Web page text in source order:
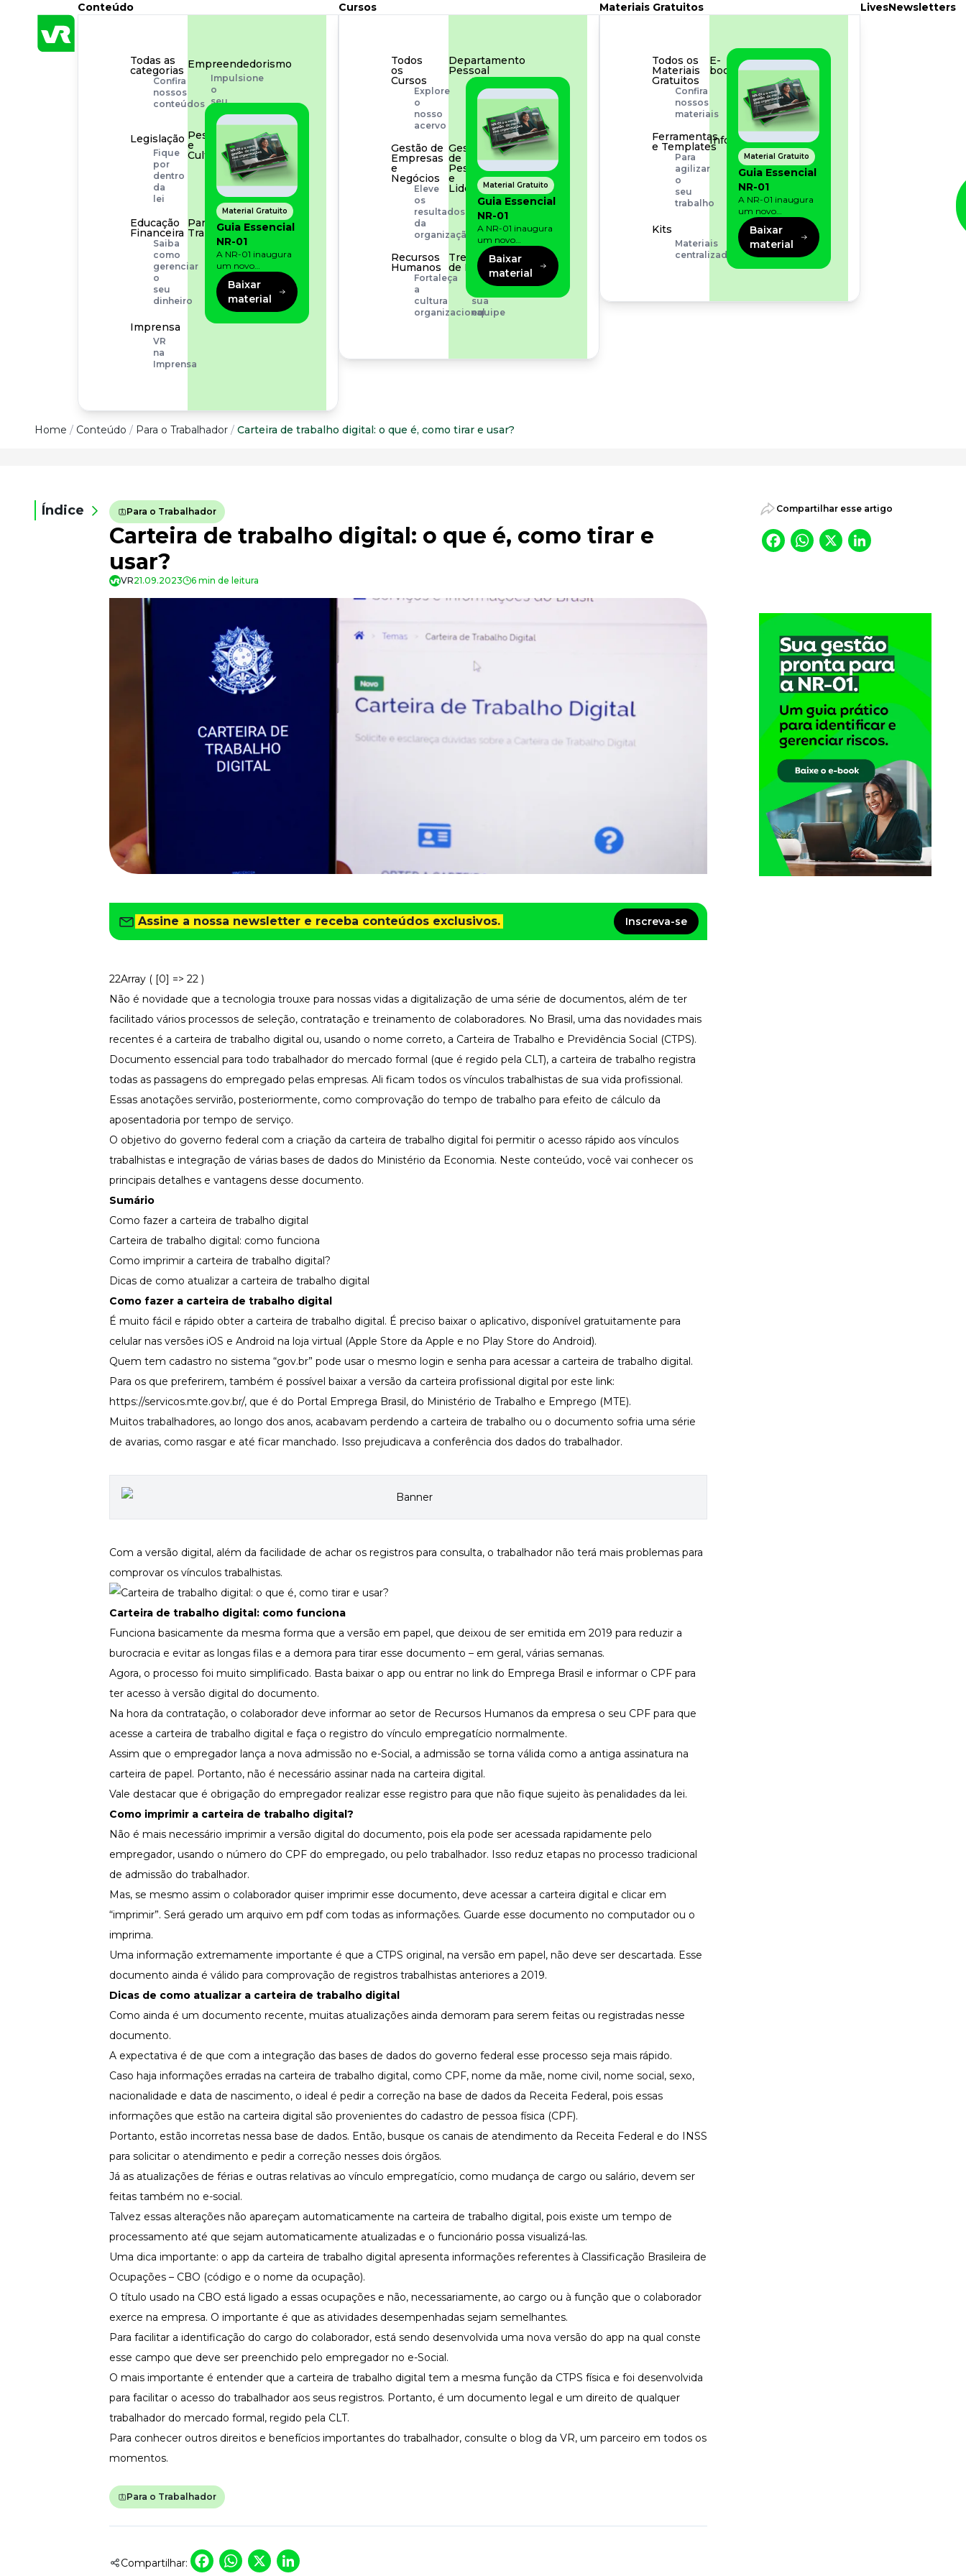
Conteúdo
Todas as
categorias
Confira
nossos
conteúdos
Empreendedorismo
Impulsione
o
seu
negócio
Legislação
Fique
por
dentro
da
lei
Pessoas
e
Cultura
Aprimore
cultura
organizacional
Educação
Financeira
Saiba
como
gerenciar
o
seu
dinheiro
Para o
Trabalhador
Tudo
para
facilitar
rotina
Imprensa
VR
na
Imprensa
Material Gratuito
Guia Essencial
NR-01
A NR-01 inaugura
um novo
momento na
prevenção de riscos:
agora, além dos
fatores físicos e
operacionais, as
Baixar
material
Cursos
Todos
os
Cursos
Explore
o
nosso
acervo
Departamento
Pessoal
Para
simplificar
processos
Gestão de
Empresas
e
Negócios
Eleve
os
resultados
da
organização
Gestão
de
Pessoas
e
Liderança
Capacitação
com
especialistas
Recursos
Humanos
Fortaleça
a
cultura
organizacional
Treinamento
de Produto
Desenvolva
sua
equipe
Material Gratuito
Guia Essencial
NR-01
A NR-01 inaugura
um novo
momento na
prevenção de riscos:
agora, além dos
fatores físicos e
operacionais, as
empresas precisam
olhar também
Baixar
material
Materiais Gratuitos
Todos os
Materiais
Gratuitos
Confira
nossos
materiais
E-
book
Aprofunde
seu
conhecimento
Ferramentas
e Templates
Para
agilizar
o
seu
trabalho
Infográfico
Conteúdo
prático
rápido
Kits
Materiais
centralizados
Material Gratuito
Guia Essencial
NR-01
A NR-01 inaugura
um novo
momento na
prevenção de riscos:
agora, além dos
fatores físicos e
operacionais, as
para os riscos
Baixar
material
LivesNewsletters
Conteúdo
Todas as categorias
Confira nossos conteúdos
Empreendedorismo
Legislação
Fique por dentro da lei
Pessoas e Cultura
Aprimore a cultura organizacional
Educação Financeira
Saiba como gerenciar o seu dinheiro
Para o Trabalhador
Todos os Cursos
Explore o nosso acervo
Departamento Pessoal
Para simplificar os processos
Eleve os resultados da organização
Gestão de Pessoas e Liderança
Capacitação com especialistas
Fortaleça a cultura organizacional
Treinamento de Produto
Materiais Gratuitos
Materiais Gratuitos
Todos os Materiais Gratuitos
Confira nossos materiais
Aprofunde seu conhecimento
Ferramentas e Templates
Para agilizar o seu trabalho
Infográfico
Conteúdo prático e rápido
Materiais centralizados
Newsletters
Home / Conteúdo / Para o Trabalhador / Carteira de trabalho digital: o que é, como tirar e usar?
Índice Para o Trabalhador
Carteira de trabalho digital: o que é, como tirar e
usar?
VR21.09.2023 6 min de leitura
Assine a nossa newsletter e receba conteúdos exclusivos. Inscreva-se
22Array ( [0] => 22 )
Não é novidade que a tecnologia trouxe para nossas vidas a digitalização de uma série de documentos, além de ter
facilitado vários processos de seleção, contratação e treinamento de colaboradores. No Brasil, uma das novidades mais
recentes é a carteira de trabalho digital ou, usando o nome correto, a Carteira de Trabalho e Previdência Social (CTPS).
Documento essencial para todo trabalhador do mercado formal (que é regido pela CLT), a carteira de trabalho registra
todas as passagens do empregado pelas empresas. Ali ficam todos os vínculos trabalhistas de sua vida profissional.
Essas anotações servirão, posteriormente, como comprovação do tempo de trabalho para efeito de cálculo da
aposentadoria por tempo de serviço.
O objetivo do governo federal com a criação da carteira de trabalho digital foi permitir o acesso rápido aos vínculos
trabalhistas e integração de várias bases de dados do Ministério da Economia. Neste conteúdo, você vai conhecer os
principais detalhes e vantagens desse documento.
Sumário
Como fazer a carteira de trabalho digital
Carteira de trabalho digital: como funciona
Como imprimir a carteira de trabalho digital?
Dicas de como atualizar a carteira de trabalho digital
Como fazer a carteira de trabalho digital
É muito fácil e rápido obter a carteira de trabalho digital. É preciso baixar o aplicativo, disponível gratuitamente para
celular nas versões iOS e Android na loja virtual (Apple Store da Apple e no Play Store do Android).
Quem tem cadastro no sistema “gov.br” pode usar o mesmo login e senha para acessar a carteira de trabalho digital.
Para os que preferirem, também é possível baixar a versão da carteira profissional digital por este link:
https://servicos.mte.gov.br/, que é do Portal Emprega Brasil, do Ministério de Trabalho e Emprego (MTE).
Muitos trabalhadores, ao longo dos anos, acabavam perdendo a carteira de trabalho ou o documento sofria uma série
de avarias, como rasgar e até ficar manchado. Isso prejudicava a conferência dos dados do trabalhador.
Com a versão digital, além da facilidade de achar os registros para consulta, o trabalhador não terá mais problemas para
comprovar os vínculos trabalhistas.
Carteira de trabalho digital: como funciona
Funciona basicamente da mesma forma que a versão em papel, que deixou de ser emitida em 2019 para reduzir a
burocracia e evitar as longas filas e a demora para tirar esse documento – em geral, várias semanas.
Agora, o processo foi muito simplificado. Basta baixar o app ou entrar no link do Emprega Brasil e informar o CPF para
ter acesso à versão digital do documento.
Na hora da contratação, o colaborador deve informar ao setor de Recursos Humanos da empresa o seu CPF para que
acesse a carteira de trabalho digital e faça o registro do vínculo empregatício normalmente.
Assim que o empregador lança a nova admissão no e-Social, a admissão se torna válida como a antiga assinatura na
carteira de papel. Portanto, não é necessário assinar nada na carteira digital.
Vale destacar que é obrigação do empregador realizar esse registro para que não fique sujeito às penalidades da lei.
Como imprimir a carteira de trabalho digital?
Não é mais necessário imprimir a versão digital do documento, pois ela pode ser acessada rapidamente pelo
empregador, usando o número do CPF do empregado, ou pelo trabalhador. Isso reduz etapas no processo tradicional
de admissão do trabalhador.
Mas, se mesmo assim o colaborador quiser imprimir esse documento, deve acessar a carteira digital e clicar em
“imprimir”. Será gerado um arquivo em pdf com todas as informações. Guarde esse documento no computador ou o
imprima.
Uma informação extremamente importante é que a CTPS original, na versão em papel, não deve ser descartada. Esse
documento ainda é válido para comprovação de registros trabalhistas anteriores a 2019.
Dicas de como atualizar a carteira de trabalho digital
Como ainda é um documento recente, muitas atualizações ainda demoram para serem feitas ou registradas nesse
documento.
A expectativa é de que com a integração das bases de dados do governo federal esse processo seja mais rápido.
Caso haja informações erradas na carteira de trabalho digital, como CPF, nome da mãe, nome civil, nome social, sexo,
nacionalidade e data de nascimento, o ideal é pedir a correção na base de dados da Receita Federal, pois essas
informações que estão na carteira digital são provenientes do cadastro de pessoa física (CPF).
Portanto, estão incorretas nessa base de dados. Então, busque os canais de atendimento da Receita Federal e do INSS
para solicitar o atendimento e pedir a correção nesses dois órgãos.
Já as atualizações de férias e outras relativas ao vínculo empregatício, como mudança de cargo ou salário, devem ser
feitas também no e-social.
Talvez essas alterações não apareçam automaticamente na carteira de trabalho digital, pois existe um tempo de
processamento até que sejam automaticamente atualizadas e o funcionário possa visualizá-las.
Uma dica importante: o app da carteira de trabalho digital apresenta informações referentes à Classificação Brasileira de
Ocupações – CBO (código e o nome da ocupação).
O título usado na CBO está ligado a essas ocupações e não, necessariamente, ao cargo ou à função que o colaborador
exerce na empresa. O importante é que as atividades desempenhadas sejam semelhantes.
Para facilitar a identificação do cargo do colaborador, está sendo desenvolvida uma nova versão do app na qual conste
esse campo que deve ser preenchido pelo empregador no e-Social.
O mais importante é entender que a carteira de trabalho digital tem a mesma função da CTPS física e foi desenvolvida
para facilitar o acesso do trabalhador aos seus registros. Portanto, é um documento legal e um direito de qualquer
trabalhador do mercado formal, regido pela CLT.
Para conhecer outros direitos e benefícios importantes do trabalhador, consulte o blog da VR, um parceiro em todos os
momentos.
Para o Trabalhador
Compartilhar: Facebook
WhatsApp
X
Compartilhar esse artigo
Facebook
WhatsApp
X